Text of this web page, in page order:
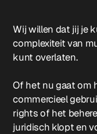
Wij willen dat jij je
complexiteit van
kunt overlaten.
Of het nu gaat om
commercieel
rights of het
juridisch klopt en